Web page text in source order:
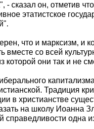
- сказал он, отметив
этатистское
что и марксизм, и
вместе со всей
которой они так и не
Традиция
в христианстве
на школу Иоанна
справедливости одна